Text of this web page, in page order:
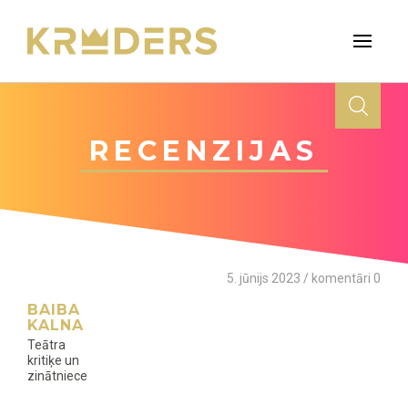
RECENZIJAS
5. jūnijs 2023 / komentāri 0
BAIBA
KALNA
Teātra
kritiķe un
zinātniece